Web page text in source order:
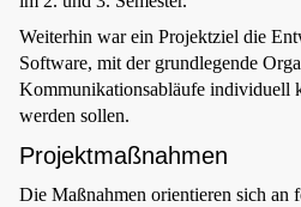
Weiterhin war ein Projektziel die
Software, mit der grundlegende
Kommunikationsabläufe individuell
werden sollen.
Projektmaßnahmen
Die Maßnahmen orientieren sich an